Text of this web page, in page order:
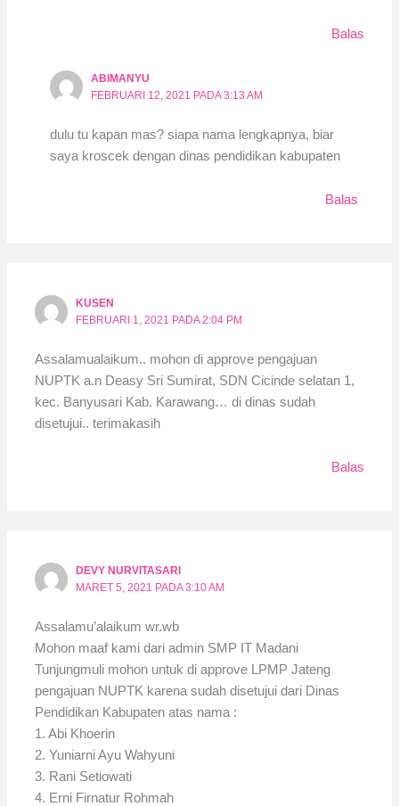
Balas
ABIMANYU
FEBRUARI 12, 2021 PADA 3:13 AM
dulu tu kapan mas? siapa nama lengkapnya, biar
saya kroscek dengan dinas pendidikan kabupaten
Balas
KUSEN
FEBRUARI 1, 2021 PADA 2:04 PM
Assalamualaikum.. mohon di approve pengajuan
NUPTK a.n Deasy Sri Sumirat, SDN Cicinde selatan 1,
kec. Banyusari Kab. Karawang… di dinas sudah
disetujui.. terimakasih
Balas
DEVY NURVITASARI
MARET 5, 2021 PADA 3:10 AM
Assalamu’alaikum wr.wb
Mohon maaf kami dari admin SMP IT Madani
Tunjungmuli mohon untuk di approve LPMP Jateng
pengajuan NUPTK karena sudah disetujui dari Dinas
Pendidikan Kabupaten atas nama :
1. Abi Khoerin
2. Yuniarni Ayu Wahyuni
3. Rani Setiowati
4. Erni Firnatur Rohmah